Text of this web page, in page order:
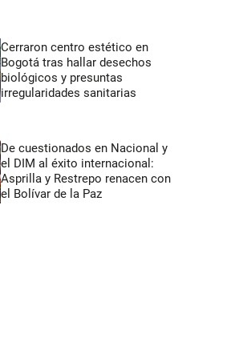
Cerraron centro estético en
Bogotá tras hallar desechos
biológicos y presuntas
irregularidades sanitarias
De cuestionados en Nacional y
el DIM al éxito internacional:
Asprilla y Restrepo renacen con
el Bolívar de la Paz